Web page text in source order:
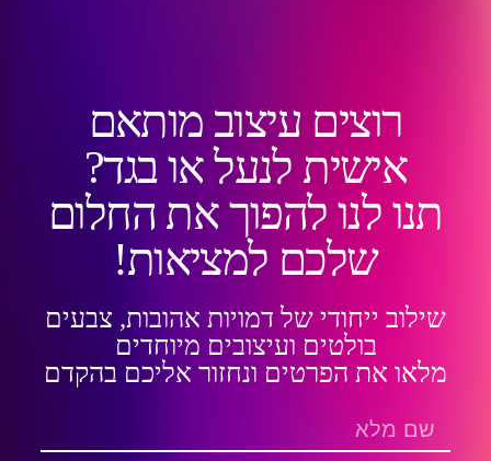
רוצים עיצוב מותאם
אישית לנעל או בגד?
תנו לנו להפוך את החלום
שלכם למציאות!
שילוב ייחודי של דמויות אהובות, צבעים
בולטים ועיצובים מיוחדים
מלאו את הפרטים ונחזור אליכם בהקדם